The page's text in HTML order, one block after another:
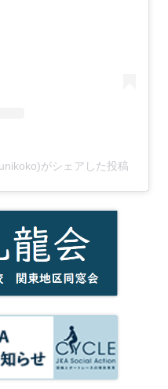
がシェアした投稿